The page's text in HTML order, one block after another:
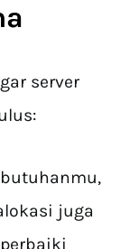
server
juga